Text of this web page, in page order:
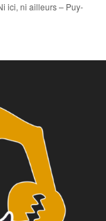
ici, ni ailleurs – Puy-